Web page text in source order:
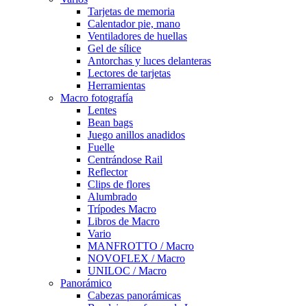
Tarjetas de memoria
Calentador pie, mano
Ventiladores de huellas
Gel de sílice
Antorchas y luces delanteras
Lectores de tarjetas
Herramientas
Macro fotografía
Lentes
Bean bags
Juego anillos anadidos
Fuelle
Centrándose Rail
Reflector
Clips de flores
Alumbrado
Trípodes Macro
Libros de Macro
Vario
MANFROTTO / Macro
NOVOFLEX / Macro
UNILOC / Macro
Panorámico
Cabezas panorámicas